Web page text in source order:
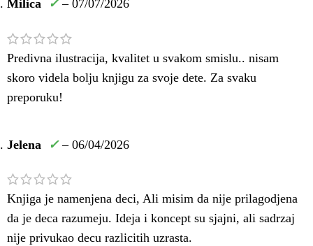
Milica ✓ – 07/07/2026
Predivna ilustracija, kvalitet u svakom smislu.. nisam
skoro videla bolju knjigu za svoje dete. Za svaku
preporuku!
Jelena ✓ – 06/04/2026
Knjiga je namenjena deci, Ali misim da nije prilagodjena
da je deca razumeju. Ideja i koncept su sjajni, ali sadrzaj
nije privukao decu razlicitih uzrasta.